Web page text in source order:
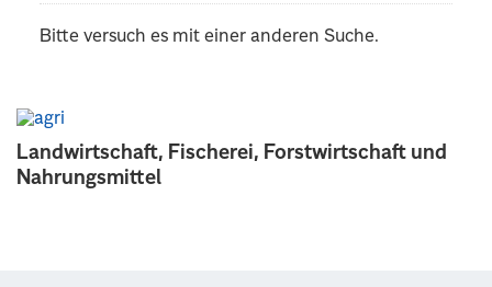
Landwirtschaft, Fischerei, Forstwirtschaft und
Nahrungsmittel
Bitte versuch es mit einer anderen Suche.